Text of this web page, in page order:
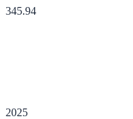
345.94
2025